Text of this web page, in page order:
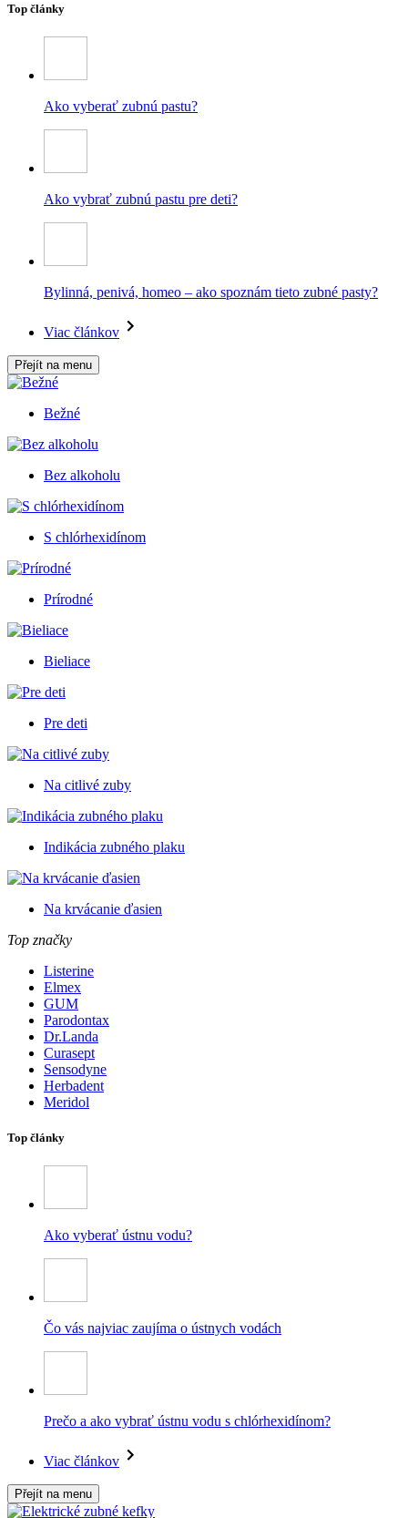
Top články
Ako vyberať zubnú pastu?
Ako vybrať zubnú pastu pre deti?
Bylinná, penivá, homeo – ako spoznám tieto zubné pasty?
Viac článkov
Přejít na menu
Bežné
Bez alkoholu
S chlórhexidínom
Prírodné
Bieliace
Pre deti
Na citlivé zuby
Indikácia zubného plaku
Na krvácanie ďasien
Top značky
Listerine
Elmex
GUM
Parodontax
Dr.Landa
Curasept
Sensodyne
Herbadent
Meridol
Top články
Ako vyberať ústnu vodu?
Čo vás najviac zaujíma o ústnych vodách
Prečo a ako vybrať ústnu vodu s chlórhexidínom?
Viac článkov
Přejít na menu